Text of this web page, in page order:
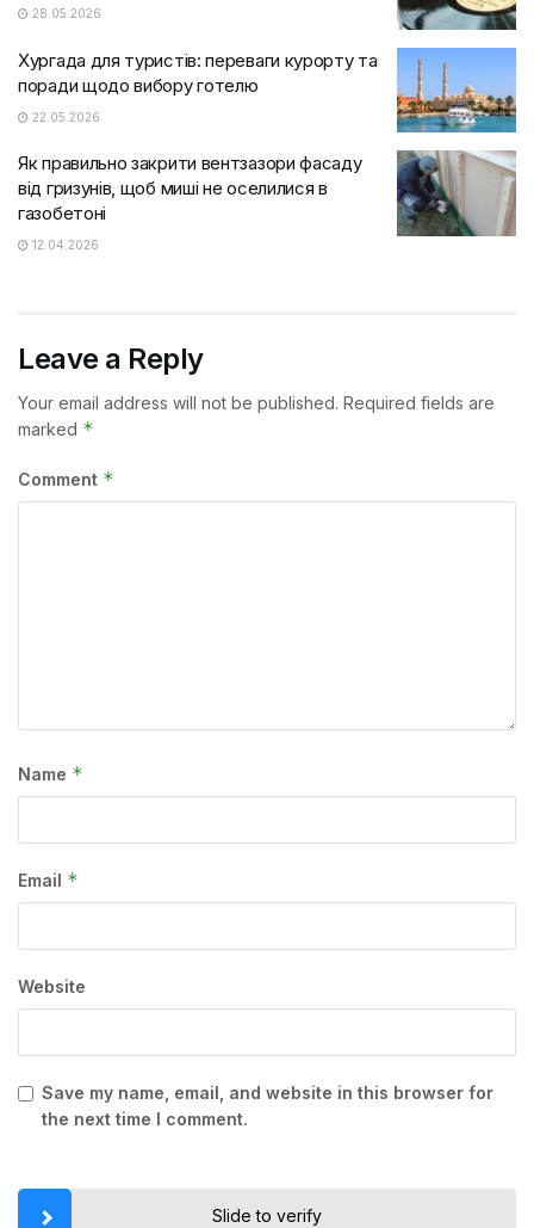
28.05.2026
Хургада для туристів: переваги курорту та
поради щодо вибору готелю
22.05.2026
Як правильно закрити вентзазори фасаду
від гризунів, щоб миші не оселилися в
газобетоні
12.04.2026
Leave a Reply
Your email address will not be published. Required fields are
marked *
Comment *
Name *
Email *
Website
Save my name, email, and website in this browser for
the next time I comment.
Slide to verify